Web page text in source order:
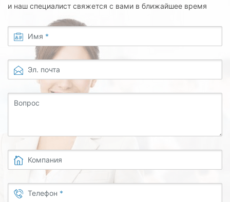
и наш специалист свяжется с вами в ближайшее время
Имя *
Эл. почта
Вопрос
Компания
Телефон *